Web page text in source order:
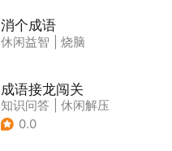
消个成语
休闲益智 烧脑
成语接龙闯关
知识问答
休闲解压
0.0